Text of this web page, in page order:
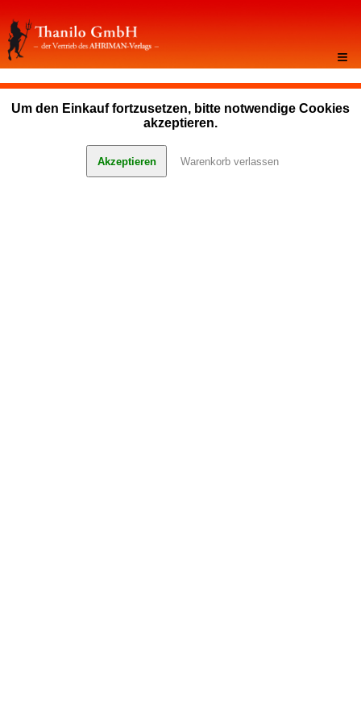
≡
Um den Einkauf fortzusetzen, bitte notwendige Cookies
akzeptieren.
Akzeptieren Warenkorb verlassen